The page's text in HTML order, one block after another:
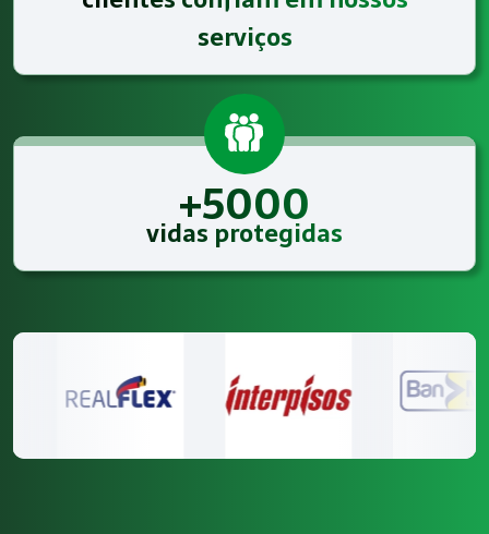
serviços
+5000
vidas protegidas